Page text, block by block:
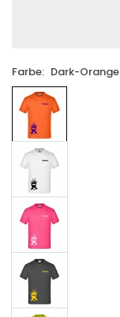
Farbe: Dark-Orange